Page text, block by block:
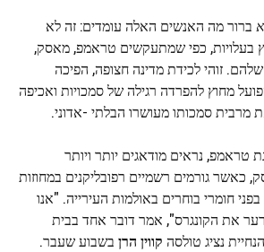
ברור מה האנשים האלה עומדים: זה לא
בעלויות, כפי שמתעקשים טראמפ, מאסק,
שלהם. זוהי לכידת מדינה חצופה, הפיכה
מחוץ להפרדה רגילה של סמכויות ואכיפה
מרבית סמכותו מעושרו הבלתי -אדוני.
טראמפ, נראים מודאגים יותר ויותר
כאשר גורמים רשמיים רפובליקנים במחוזות
חומרי בוחרים באולמות העירייה. "אנו
את הקונגרס", אמר דובר אחד בבית
נציג טולסה קווין הרן בשבוע שעבר.